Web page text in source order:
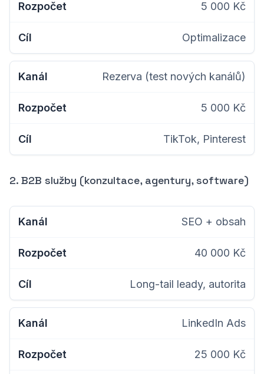
5 000 Kč
Optimalizace
Rezerva (test nových kanálů)
5 000 Kč
TikTok, Pinterest
2. B2B služby (konzultace, agentury, software)
SEO + obsah
40 000 Kč
Long-tail leady, autorita
LinkedIn Ads
25 000 Kč